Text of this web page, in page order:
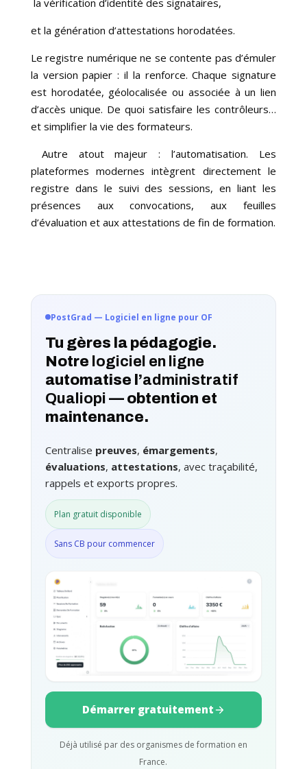
et la génération d’attestations horodatées.
Le registre numérique ne se contente pas d’émuler
la version papier : il la renforce. Chaque signature
est horodatée, géolocalisée ou associée à un lien
d’accès unique. De quoi satisfaire les contrôleurs…
et simplifier la vie des formateurs.
Autre atout majeur : l’automatisation. Les
plateformes modernes intègrent directement le
registre dans le suivi des sessions, en liant les
présences aux convocations, aux feuilles
d’évaluation et aux attestations de fin de formation.
PostGrad — Logiciel en ligne pour OF
Tu gères la pédagogie.
Notre logiciel en ligne
automatise l’administratif
Qualiopi — obtention et
maintenance.
Centralise preuves, émargements,
évaluations, attestations, avec traçabilité,
rappels et exports propres.
Plan gratuit disponible
Sans CB pour commencer
Démarrer gratuitement
Déjà utilisé par des organismes de formation en
France.